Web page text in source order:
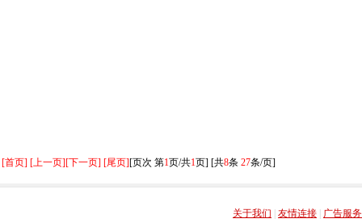
[首页] [上一页][下一页] [尾页][页次 第1页/共1页] [共8条 27条/页]
关于我们 友情连接 广告服务